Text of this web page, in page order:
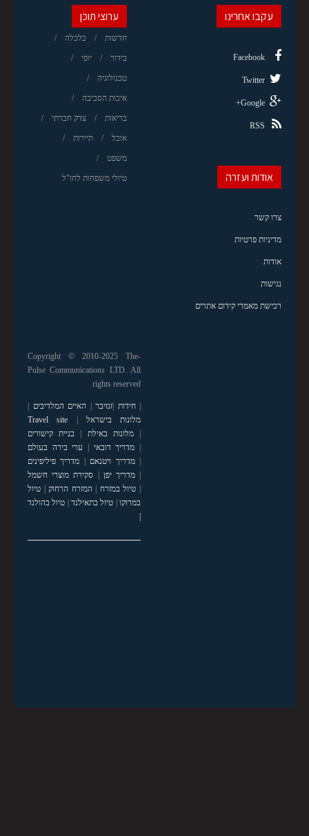
ערוצי תוכן
חדשות כלכלה
בידור יופי
טכנולוגיה
איכות הסביבה
בריאות צדק חברתי
אוכל תיירות
משפט
טיולי משפחות לחו"ל
עקבו אחרינו
Facebook
Twitter
Google+
RSS
אודות ועזרה
צרו קשר
מדיניות פרטיות
אודות
נגישות
רכישת מאמרי קידום אתרים
Copyright © 2010-2025 The-
Pulse Communications LTD. All
rights reserved
|חידות זנזיבר האיים המלדיבים
מלונות בישראל
Travel site
|מלונות באילת
בניית קישורים
מדריך דובאי
ערי בירה בעולם
|מדריך ויטנאם
מדריך פיליפינים
|מדריך יפן
סקירת מוצרי חשמל
טיול במזרח המזרח הרחוק| טיול
במרוקו| טיול בתאילנד| טיול בהולנד